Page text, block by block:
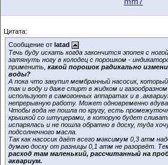
Цитата:
Сообщение от latad
Течь буду искать когда закончится эпопея с
затянуть ногу в колодец с порошком -
применить, какой порошок радикально
воды?
А пока что закупил мембранный насосик,
так и воду и даже спирт в жидком и
используют в самогонных аппаратах и в
непрерывную работу. Может одновременно
Чтобы вода не пошла по кругу, есть
крышкой со штуцерами, в которую будет
испарялась и не пошла обратно в доску, туда
подсолнечного масла.
Так как насосик даёт всего максимум 0,3 атм
думаю доску от разницы 0,1 атм не разорвёт.
расход там маленький, рассчитанный на
аквариум.